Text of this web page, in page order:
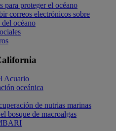
para proteger el océano
correos electrónicos sobre
del océano
Acuario
oceánica
de nutrias marinas
bosque de macroalgas